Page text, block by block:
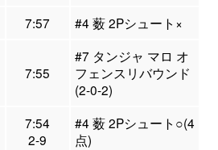
7:57
#4 薮 2Pシュート×
7:55
#7 タンジャ マロ オ
フェンスリバウンド
(2-0-2)
7:54
2-9
#4 薮 2Pシュート○(4
点)